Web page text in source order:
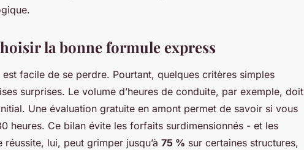
la bonne formule express
facile de se perdre. Pourtant, quelques critères simples
surprises. Le volume d’heures de conduite, par exemple, doit
Une évaluation gratuite en amont permet de savoir si vous
heures. Ce bilan évite les forfaits surdimensionnés - et les
lui, peut grimper jusqu’à 75 % sur certaines structures,